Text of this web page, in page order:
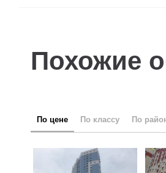
Похожие
по цене по классу по